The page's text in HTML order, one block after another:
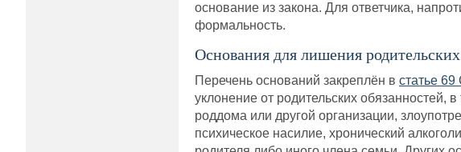
основание из закона. Для ответчика,
формальность.
Основания для лишения
Перечень оснований закреплён в статье
уклонение от родительских обязанностей,
роддома или другой организации,
психическое насилие, хронический